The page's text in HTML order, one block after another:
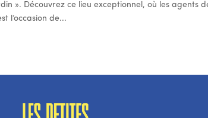
». Découvrez ce lieu exceptionnel, où les agents
l’occasion de...